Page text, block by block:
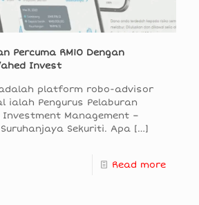
Percuma RM10 Dengan
Invest
platform robo-advisor
ialah Pengurus Pelaburan
Management –
Sekuriti. Apa […]
Read more